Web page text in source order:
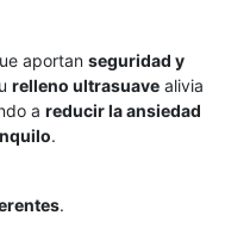
aportan seguridad y
relleno ultrasuave alivia
a reducir la ansiedad
.
.